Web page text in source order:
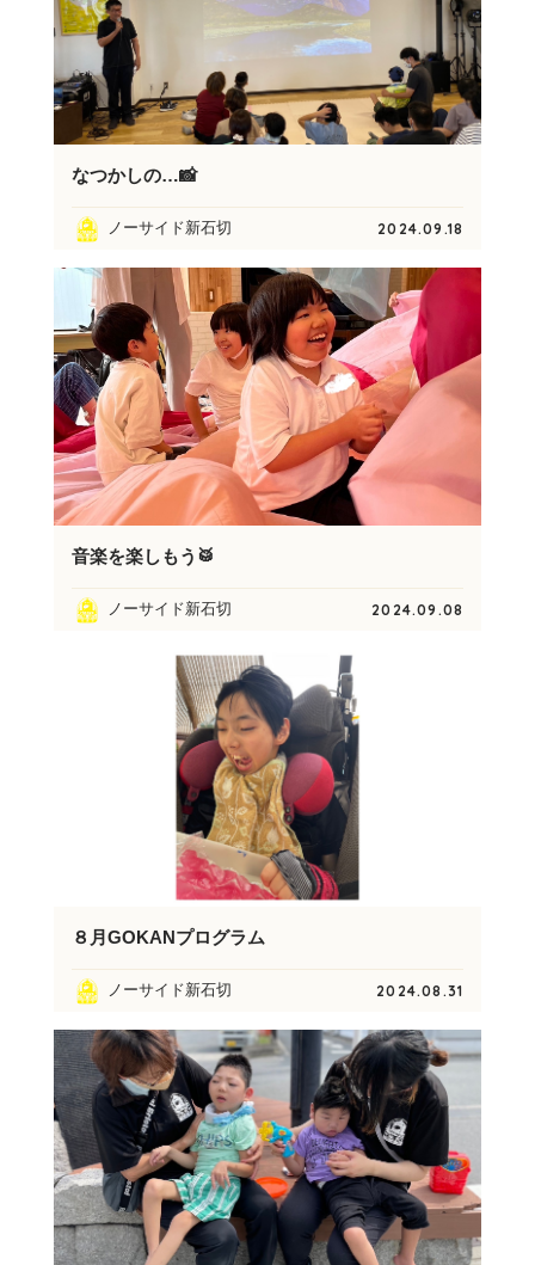
なつかしの…📸
ノーサイド新石切 2024.09.18
音楽を楽しもう🥁
ノーサイド新石切 2024.09.08
８月GOKANプログラム
ノーサイド新石切 2024.08.31